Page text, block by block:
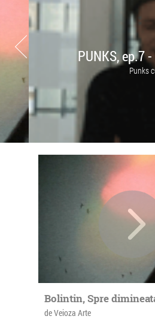
PUNKS, ep.7 -
Punks cu Veioza
Bolintin, Spre
de Veioza Arte